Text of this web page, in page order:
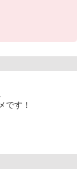
です！